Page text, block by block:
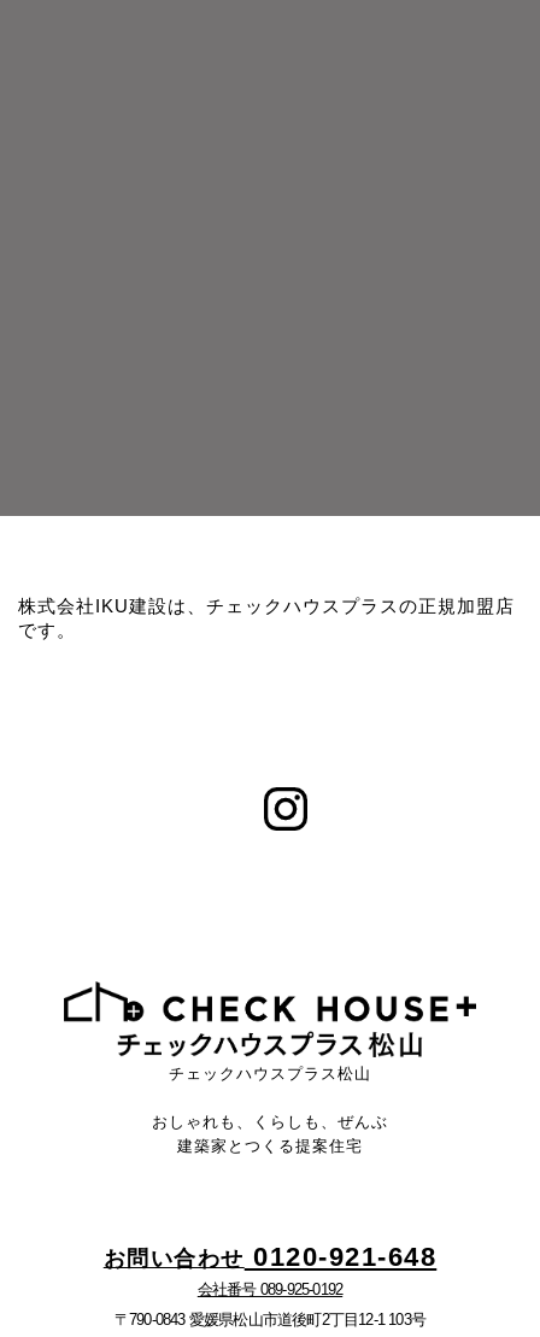
株式会社IKU建設は、チェックハウスプラスの正規加盟店
です。
チェックハウスプラス松山
おしゃれも、くらしも、ぜんぶ
建築家とつくる提案住宅
お問い合わせ 0120-921-648
会社番号 089-925-0192
〒790-0843 愛媛県松山市道後町2丁目12-1 103号